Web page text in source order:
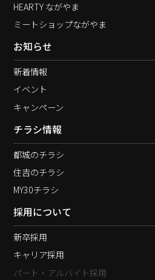
HEARTY ながやま
ミートショップながやま
お知らせ
新着情報
イベント
キャンペーン
チラシ情報
都城のチラシ
住吉のチラシ
MY30チラシ
採用について
新卒採用
キャリア採用
パート・アルバイト採用